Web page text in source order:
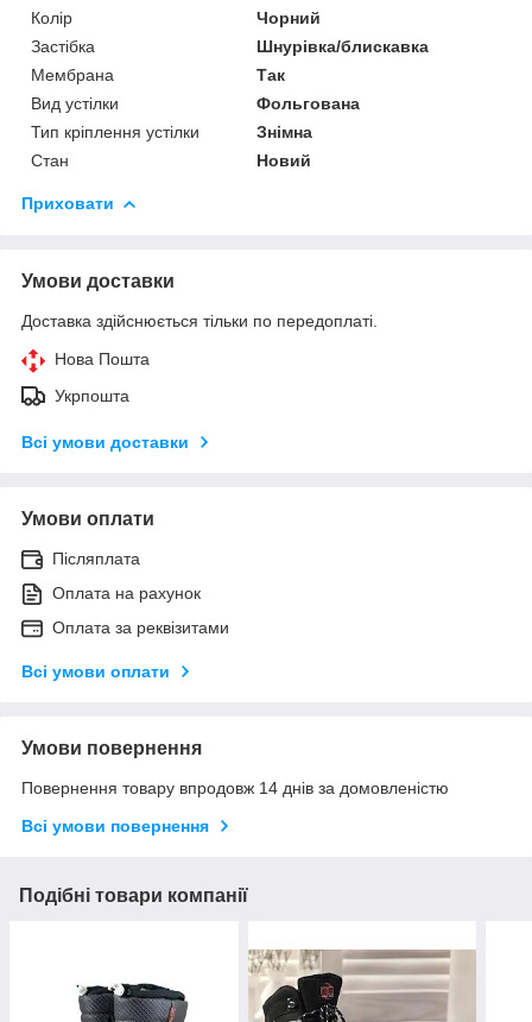
Колір
Чорний
Застібка
Шнурівка/блискавка
Мембрана
Так
Вид устілки
Фольгована
Тип кріплення устілки
Знімна
Стан
Новий
Приховати
Умови доставки
Доставка здійснюється тільки по передоплаті.
Нова Пошта
Укрпошта
Всі умови доставки
Умови оплати
Післяплата
Оплата на рахунок
Оплата за реквізитами
Всі умови оплати
Умови повернення
Повернення товару впродовж 14 днів за домовленістю
Всі умови повернення
Подібні товари компанії